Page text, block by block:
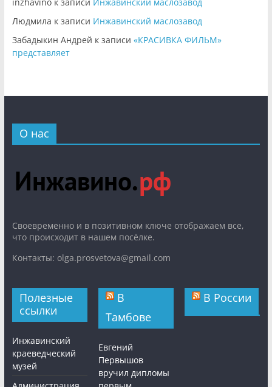
Людмила к записи Инжавинский маслозавод
Забадыкин Андрей к записи «КРАСИВКА ФИЛЬМ»
представляет
О нас
Cвоевременно и в позитивном ключе отображаем все,
что происходит в нашем посёлке.
Контакты: olga.prosvetova@gmail.com
Полезные
ссылки
Инжавинский
краеведческий
музей
В
Тамбове
Евгений
Первышов
вручил дипломы
В России